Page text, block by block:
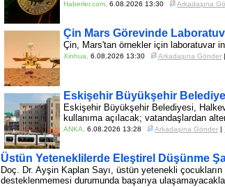
Haberler.com 6.08.2026 13:30 Arkadaşına
Çin Mars Görevinde
Çin, Mars'tan örnekler için laboratuvar
Xinhua 6.08.2026 13:30 Arkadaşına Gönder |
Eskişehir Büyükşehir
Eskişehir Büyükşehir Belediyesi,
kullanıma açılacak; vatandaşlardan
ANKA 6.08.2026 13:28 Arkadaşına Gönder |
Üstün Yeteneklilerde Eleştirel Düşünme
Doç. Dr. Ayşin Kaplan Sayı, üstün yetenekli
desteklenmemesi durumunda başarıya